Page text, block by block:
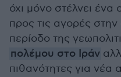
όχι μόνο στέλνει
προς τις αγορές στην
περίοδο της
πολέμου στο Ιράν
πιθανότητες για νέα